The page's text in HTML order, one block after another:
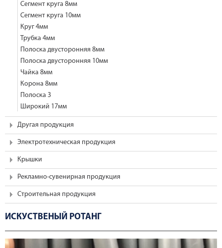
Сегмент круга 8мм
Сегмент круга 10мм
Круг 4мм
Трубка 4мм
Полоска двусторонняя 8мм
Полоска двусторонняя 10мм
Чайка 8мм
Корона 8мм
Полоска 3
Широкий 17мм
Другая продукция
Электротехническая продукция
Крышки
Рекламно-сувенирная продукция
Строительная продукция
ИСКУСТВЕНЫЙ РОТАНГ